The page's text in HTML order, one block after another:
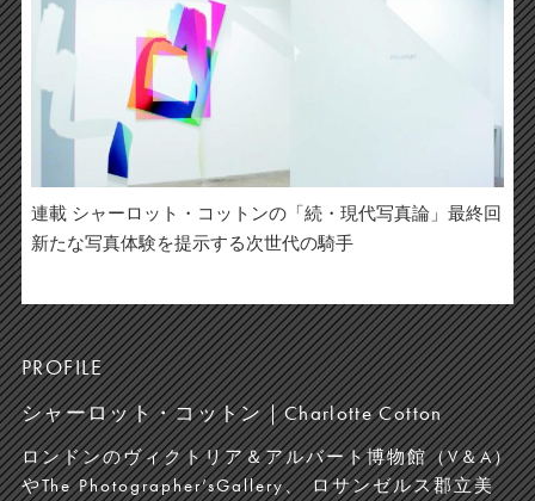
連載 シャーロット・コットンの「続・現代写真論」最終回
新たな写真体験を提示する次世代の騎手
PROFILE
シャーロット・コットン｜Charlotte Cotton
ロンドンのヴィクトリア＆アルバート博物館（V＆A）
やThe Photographer’sGallery、 ロサンゼルス郡立美